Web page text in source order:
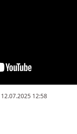
12.07.2025 12:58